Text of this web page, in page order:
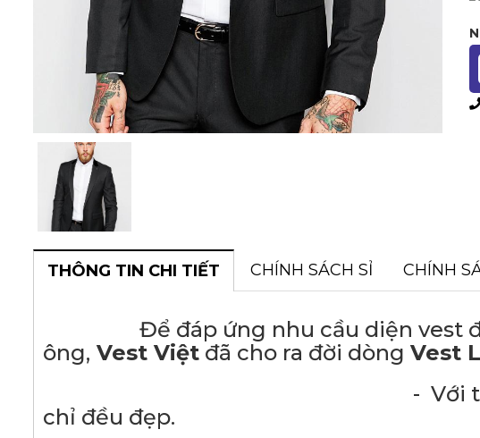
THÔNG TIN CHI TIẾT CHÍNH SÁCH SỈ CHÍNH
Để đáp ứng nhu cầu diện vest
ông, Vest Việt đã cho ra đời dòng Vest
- Với thiết kế chuẩn
chỉ đều đẹp.